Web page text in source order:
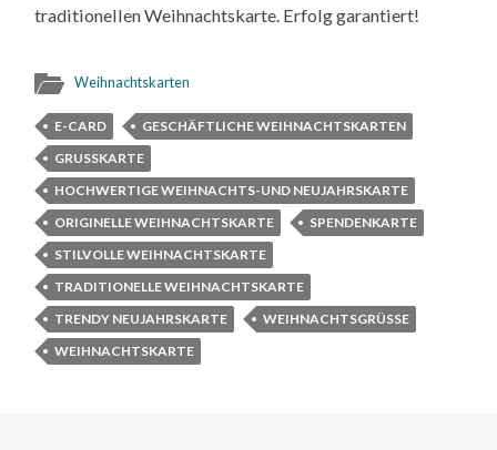
traditionellen Weihnachtskarte. Erfolg garantiert!
Weihnachtskarten
E-CARD
GESCHÄFTLICHE WEIHNACHTSKARTEN
GRUSSKARTE
HOCHWERTIGE WEIHNACHTS-UND NEUJAHRSKARTE
ORIGINELLE WEIHNACHTSKARTE
SPENDENKARTE
STILVOLLE WEIHNACHTSKARTE
TRADITIONELLE WEIHNACHTSKARTE
TRENDY NEUJAHRSKARTE
WEIHNACHTSGRÜSSE
WEIHNACHTSKARTE